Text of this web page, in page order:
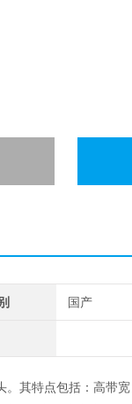
国产
其特点包括：高带